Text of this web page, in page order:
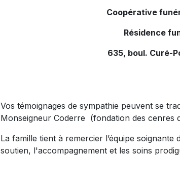
Coopérative
Résidence
635, boul. Curé-
Vos témoignages de sympathie peuvent se
Monseigneur Coderre (fondation des cenres
La famille tient à remercier l’équipe
soutien, l'accompagnement et les soins